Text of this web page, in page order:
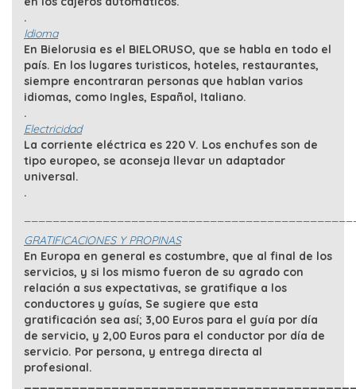
.
Idioma
En Bielorusia es el BIELORUSO, que se habla en todo el
país. En los lugares turisticos, hoteles, restaurantes,
siempre encontraran personas que hablan varios
idiomas, como Ingles, Español, Italiano.
.
Electricidad
La corriente eléctrica es 220 V. Los enchufes son de
tipo europeo, se aconseja llevar un adaptador
universal.
.
GRATIFICACIONES Y PROPINAS
En Europa en general es costumbre, que al final de los
servicios, y si los mismo fueron de su agrado con
relación a sus expectativas, se gratifique a los
conductores y guías, Se sugiere que esta
gratificación sea así; 3,00 Euros para el guía por día
de servicio, y 2,00 Euros para el conductor por día de
servicio. Por persona, y entrega directa al
profesional.